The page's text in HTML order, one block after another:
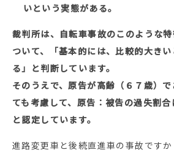
いという実態がある。
裁判所は、自転車事故のこのような
ついて、「基本的には、比較的大き
る」と判断しています。
そのうえで、原告が高齢（６７歳）
ても考慮して、原告：被告の過失割
と認定しています。
進路変更車と後続直進車の事故です